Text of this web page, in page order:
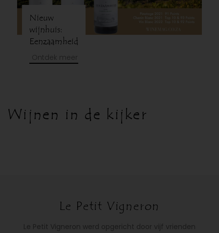
Nieuw
wijnhuis:
Eenzaamheid
Ontdek meer
Wijnen in de kijker
Le Petit Vigneron
Le Petit Vigneron werd opgericht door vijf vrienden